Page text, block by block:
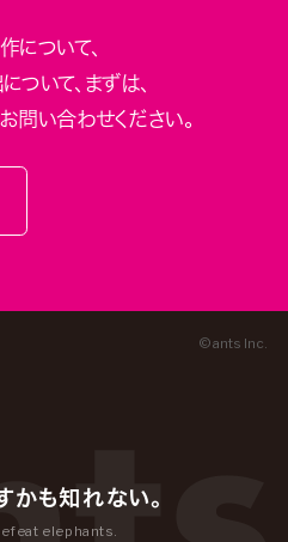
について、
ついて、 まずは、
問い合わせください。
かも知れない。
elephants.
© ants Inc.